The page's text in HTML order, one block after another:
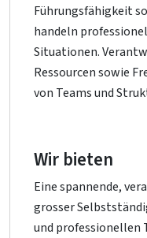
Führungsfähigkeit
handeln
Situationen.
Ressourcen sowie
von Teams und
Wir bieten
Eine spannende,
grosser
und professionellen